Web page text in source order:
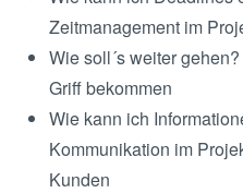
Zeitmanagement im
Wie soll´s weiter
Griff bekommen
Wie kann ich
Kommunikation im
Kunden